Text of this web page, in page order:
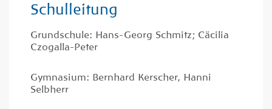
Schulleitung
Grundschule: Hans-Georg Schmitz; Cäcilia
Czogalla-Peter
Gymnasium: Bernhard Kerscher, Hanni
Selbherr